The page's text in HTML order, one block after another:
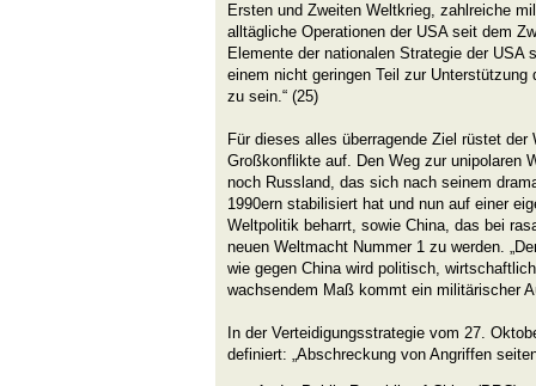
Ersten und Zweiten Weltkrieg, zahlreiche
alltägliche Operationen der USA seit dem
Elemente der nationalen Strategie der USA
einem nicht geringen Teil zur
zu sein.“ (25)
Für dieses alles überragende Ziel rüstet
Großkonflikte auf. Den Weg zur unipolaren
noch Russland, das sich nach seinem
1990ern stabilisiert hat und nun auf einer
Weltpolitik beharrt, sowie China, das bei
neuen Weltmacht Nummer 1 zu werden.
wie gegen China wird politisch,
wachsendem Maß kommt ein militärischer
In der Verteidigungsstrategie vom 27.
definiert: „Abschreckung von Angriffen